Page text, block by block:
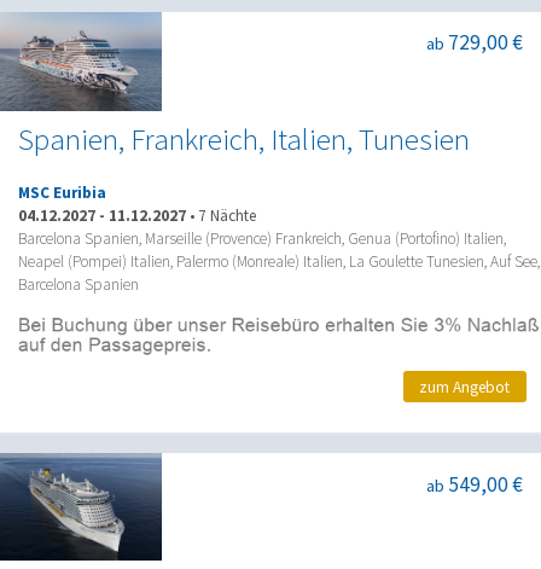
Spanien, Frankreich, Italien, Tunesien
ab 729,00 €
MSC Euribia
04.12.2027 - 11.12.2027 • 7 Nächte
Barcelona Spanien, Marseille (Provence) Frankreich, Genua (Portofino) Italien,
Neapel (Pompei) Italien, Palermo (Monreale) Italien, La Goulette Tunesien, Auf See,
Barcelona Spanien
zum Angebot
ab 549,00 €